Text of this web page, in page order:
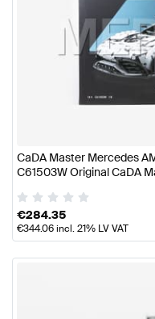
CaDA Master Mercedes
C61503W Original CaDA
€284.35
€344.06incl. 21% LV VAT